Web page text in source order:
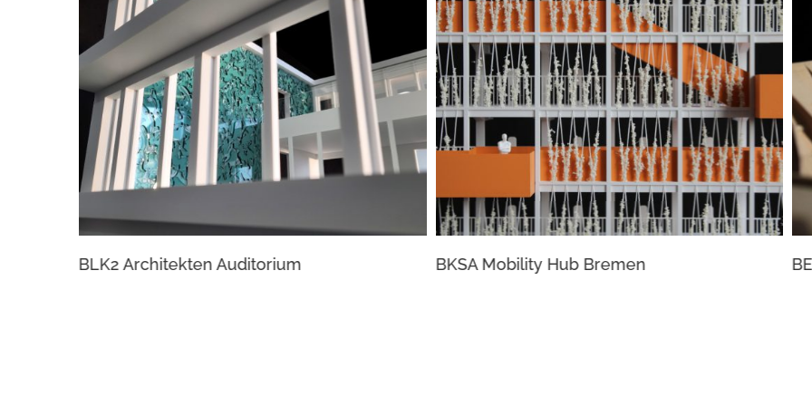
BLK2 Architekten Auditorium BKSA Mobility Hub Bremen